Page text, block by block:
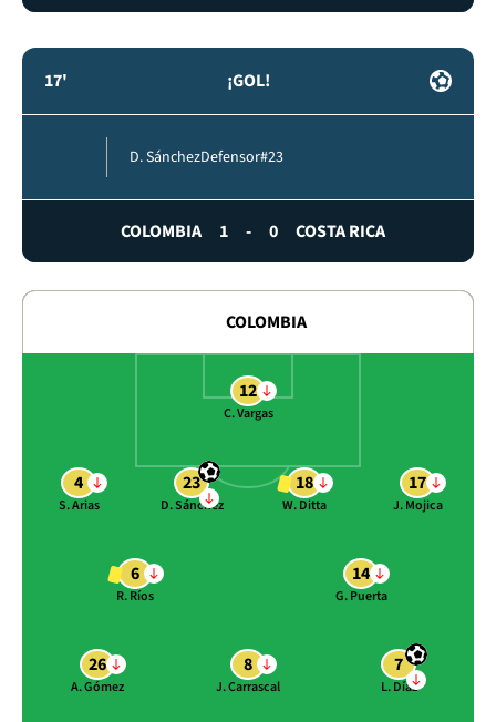
17' ¡GOL!
D. SánchezDefensor#23
COLOMBIA 1 - 0 COSTA RICA
COLOMBIA
12
C. Vargas
4
S. Arias
23
D. Sánchez
18
W. Ditta
17
J. Mojica
6
R. Ríos
14
G. Puerta
26
A. Gómez
8
J. Carrascal
7
L. Díaz